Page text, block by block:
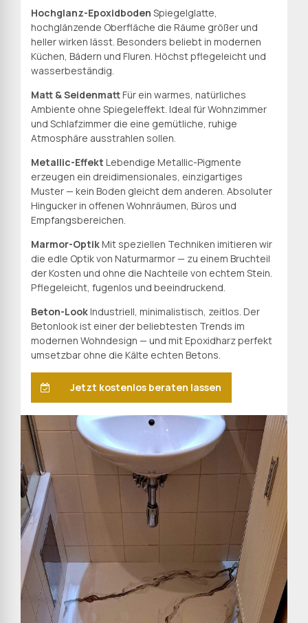
Hochglanz-Epoxidboden Spiegelglatte,
hochglänzende Oberfläche die Räume größer und
heller wirken lässt. Besonders beliebt in modernen
Küchen, Bädern und Fluren. Höchst pflegeleicht und
wasserbeständig.
Matt & SeidenmattFür ein warmes, natürliches
Ambiente ohne Spiegeleffekt. Ideal für Wohnzimmer
und Schlafzimmer die eine gemütliche, ruhige
Atmosphäre ausstrahlen sollen.
Metallic-Effekt Lebendige Metallic-Pigmente
erzeugen ein dreidimensionales, einzigartiges
Muster — kein Boden gleicht dem anderen. Absoluter
Hingucker in offenen Wohnräumen, Büros und
Empfangsbereichen.
Marmor-OptikMit speziellen Techniken imitieren wir
die edle Optik von Naturmarmor — zu einem Bruchteil
der Kosten und ohne die Nachteile von echtem Stein.
Pflegeleicht, fugenlos und beeindruckend.
Beton-LookIndustriell, minimalistisch, zeitlos. Der
Betonlook ist einer der beliebtesten Trends im
modernen Wohndesign — und mit Epoxidharz perfekt
umsetzbar ohne die Kälte echten Betons.
Jetzt kostenlos beraten lassen